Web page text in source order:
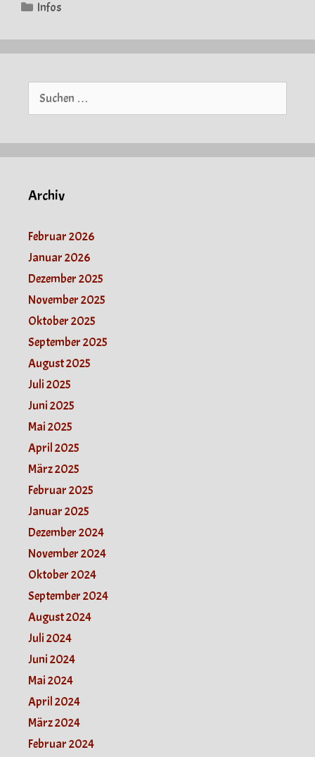
Kategorien
Infos
Suche
Archiv
Februar 2026
Januar 2026
Dezember 2025
November 2025
Oktober 2025
September 2025
August 2025
Juli 2025
Juni 2025
Mai 2025
April 2025
März 2025
Februar 2025
Januar 2025
Dezember 2024
November 2024
Oktober 2024
September 2024
August 2024
Juli 2024
Juni 2024
Mai 2024
April 2024
März 2024
Februar 2024